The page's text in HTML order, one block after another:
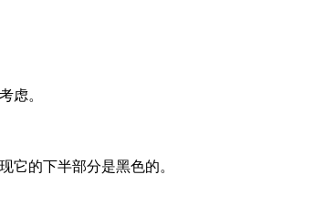
虑。
它的下半部分是黑色的。